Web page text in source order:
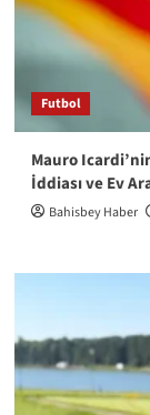
Futbol
Mauro
İddiası ve Ev
Bahisbey Haber